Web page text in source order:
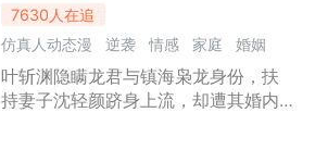
嫌贫爱富的前女友文娟及恶霸富少王
彪。他不仅帮苏氏集团化解了危机，
更设下计中计将王氏集团收入囊中，
彻底逆袭人生。然而，就在他与苏雪
7630 人在追
仿真人动态漫
逆袭 情感 家庭
婚姻
都市
神豪 漫剧 强者回归
叶斩渊隐瞒龙君与镇海枭龙身份，扶
持妻子沈轻颜跻身上流，却遭其婚内